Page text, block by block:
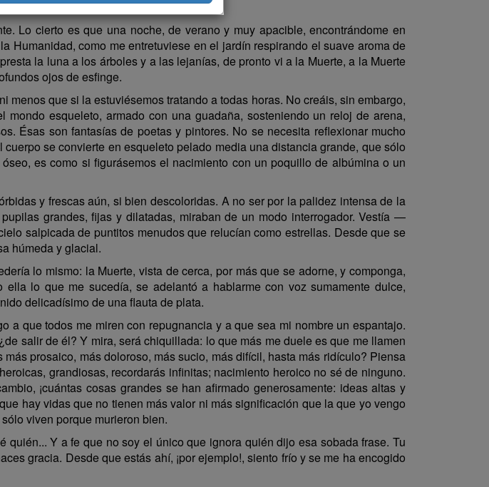
Lo cierto es que una noche, de verano y muy apacible, encontrándome en
Humanidad, como me entretuviese en el jardín respirando el suave aroma de
la luna a los árboles y a las lejanías, de pronto vi a la Muerte, a la Muerte
ojos de esfinge.
menos que si la estuviésemos tratando a todas horas. No creáis, sin embargo,
esqueleto, armado con una guadaña, sosteniendo un reloj de arena,
Ésas son fantasías de poetas y pintores. No se necesita reflexionar mucho
se convierte en esqueleto pelado media una distancia grande, que sólo
es como si figurásemos el nacimiento con un poquillo de albúmina o un
y frescas aún, si bien descoloridas. A no ser por la palidez intensa de la
grandes, fijas y dilatadas, miraban de un modo interrogador. Vestía —
salpicada de puntitos menudos que relucían como estrellas. Desde que se
húmeda y glacial.
lo mismo: la Muerte, vista de cerca, por más que se adorne, y componga,
lo que me sucedía, se adelantó a hablarme con voz sumamente dulce,
delicadísimo de una flauta de plata.
que todos me miren con repugnancia y a que sea mi nombre un espantajo.
salir de él? Y mira, será chiquillada: lo que más me duele es que me llamen
prosaico, más doloroso, más sucio, más difícil, hasta más ridículo? Piensa
grandiosas, recordarás infinitas; nacimiento heroico no sé de ninguno.
¡cuántas cosas grandes se han afirmado generosamente: ideas altas y
hay vidas que no tienen más valor ni más significación que la que yo vengo
viven porque murieron bien.
Y a fe que no soy el único que ignora quién dijo esa sobada frase. Tu
gracia. Desde que estás ahí, ¡por ejemplo!, siento frío y se me ha encogido